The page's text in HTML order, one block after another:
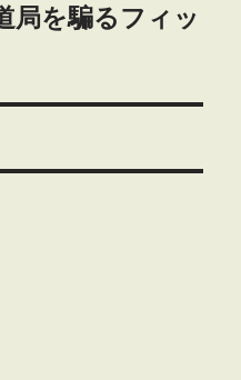
を騙るフィッ